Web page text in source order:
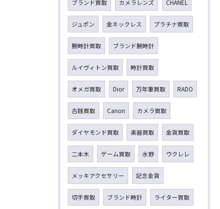
ブランド買取 カメラレンズ CHANEL
ジュポン 金ネックレス プラチナ買取
腕時計買取 ブランド腕時計
ルイヴィトン買取 時計買取
オメガ買取 Dior 万年筆買取 RADO
古銭買取 Canon カメラ買取
ダイヤモンド買取 楽器買取 金貨買取
二本木 ゲーム買取 水野 ウクレレ
メッキアクセサリー 記念金貨
切手買取 ブランド時計 ライター買取